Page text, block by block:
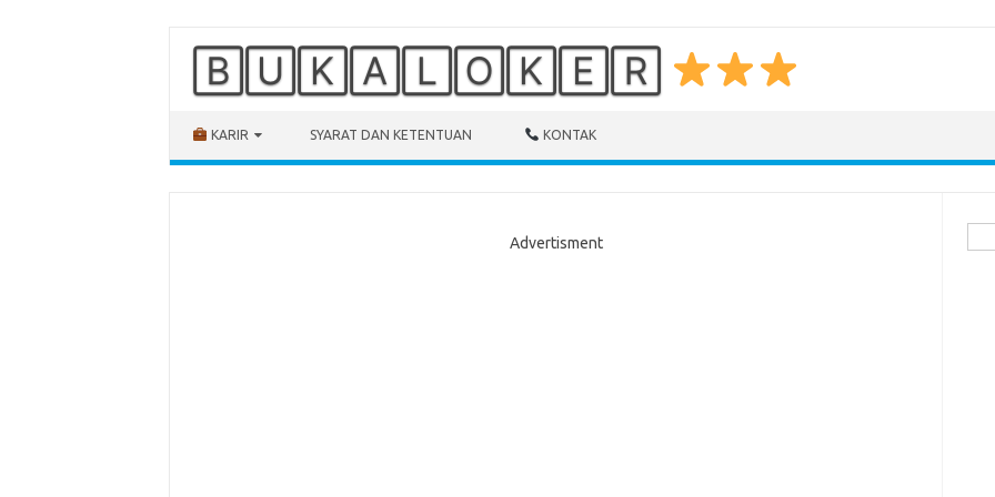
🄱🅄🄺🄰🄻🄾🄺🄴🅁
KARIR SYARAT DAN KETENTUAN KONTAK
Advertisment
Cari